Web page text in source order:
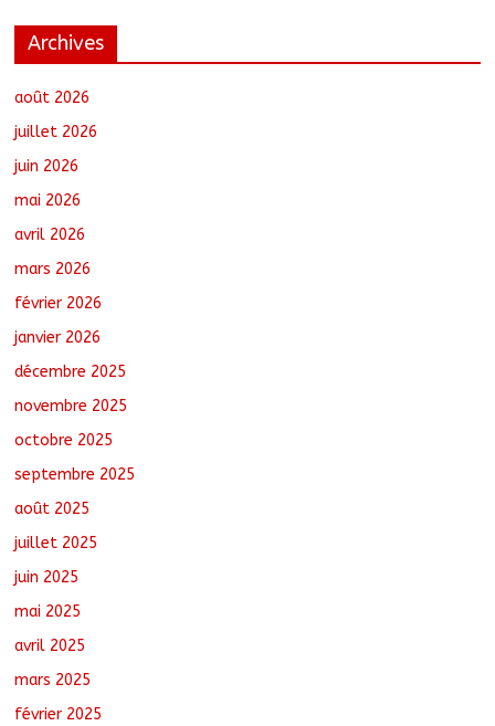
les progrès du Tchad en matière de
Archives
août 2026
juillet 2026
juin 2026
mai 2026
avril 2026
mars 2026
février 2026
janvier 2026
décembre 2025
novembre 2025
octobre 2025
septembre 2025
août 2025
juillet 2025
juin 2025
mai 2025
avril 2025
mars 2025
février 2025